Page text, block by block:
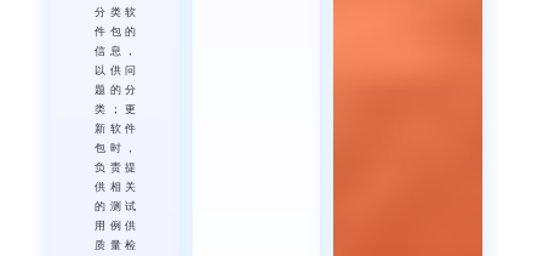
分类软
件包的
信息，
以供问
题的分
类；更
新软件
包时，
负责提
供相关
的测试
用例供
质量检